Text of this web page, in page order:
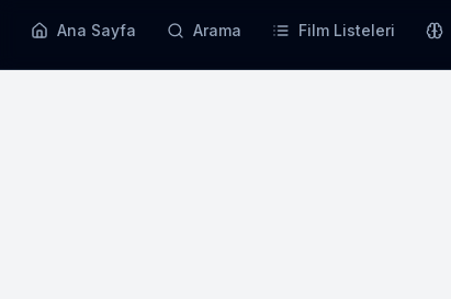
Ana Sayfa Arama Film Listeleri